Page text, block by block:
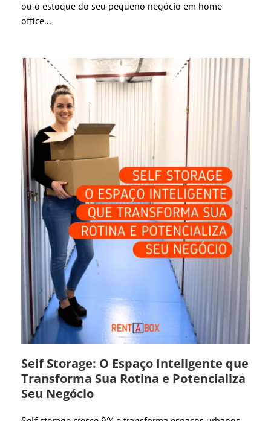
ou o estoque do seu pequeno negócio em home
office...
Self Storage: O Espaço Inteligente que
Transforma Sua Rotina e Potencializa
Seu Negócio